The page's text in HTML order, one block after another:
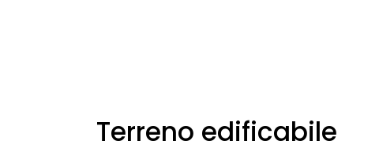
Terreno edificabile